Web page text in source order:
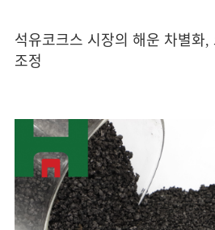
석유코크스 시장의 해운 차별화,
조정